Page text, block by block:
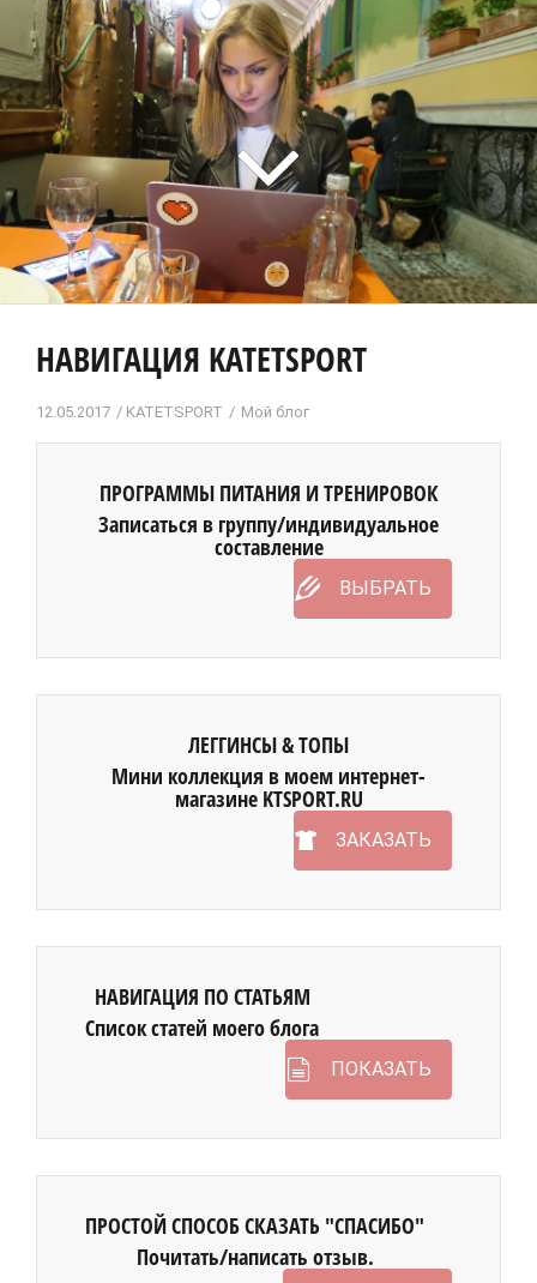
НАВИГАЦИЯ KATETSPORT
12.05.2017 KATETSPORT Мой блог
ПРОГРАММЫ ПИТАНИЯ И ТРЕНИРОВОК
Записаться в группу/индивидуальное
составление
ВЫБРАТЬ
ЛЕГГИНСЫ & ТОПЫ
Мини коллекция в моем интернет-
магазине KTSPORT.RU
ЗАКАЗАТЬ
НАВИГАЦИЯ ПО СТАТЬЯМ
Список статей моего блога
ПОКАЗАТЬ
ПРОСТОЙ СПОСОБ СКАЗАТЬ "СПАСИБО"
Почитать/написать отзыв.